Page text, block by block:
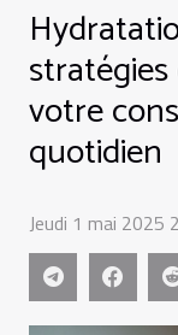
votre
quotidien
Jeudi 1 mai 2025